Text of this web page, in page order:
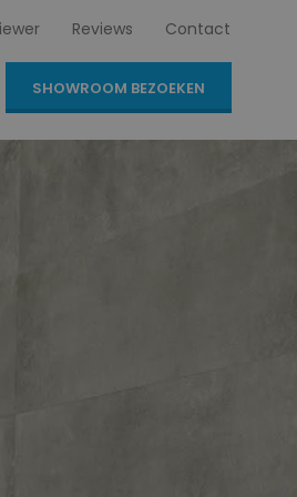
Reviews Contact
SHOWROOM BEZOEKEN